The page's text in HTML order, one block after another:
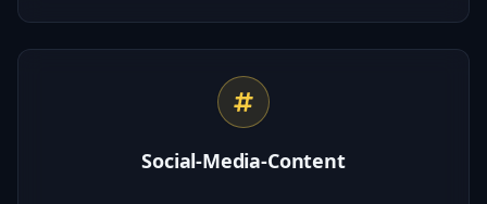
Social-Media-Content